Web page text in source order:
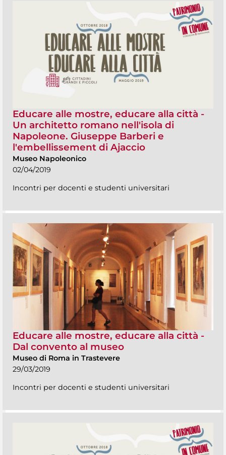
Educare alle mostre, educare alla città -
Un architetto romano nell'isola di
Napoleone. Giuseppe Barberi e
l'embellissement di Ajaccio
Museo Napoleonico
02/04/2019
Incontri per docenti e studenti universitari
Educare alle mostre, educare alla città -
Dal convento al museo
Museo di Roma in Trastevere
29/03/2019
Incontri per docenti e studenti universitari